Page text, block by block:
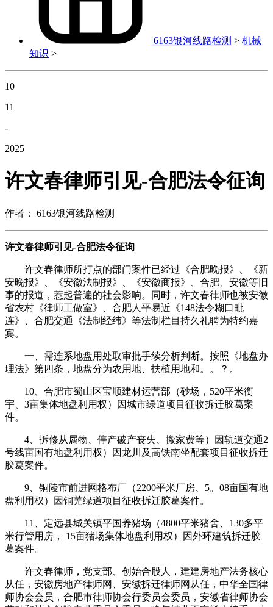
6163银河线路检测 > 机械
知识 >
10
11
-
2025
许文春律师引见-合肥法令征询
作者： 6163银河线路检测
许文春律师引见-合肥法令征询
许文春律师所打点的部门案件已经过《合肥晚报》、《新
安晚报》、《安徽法制报》、《安徽商报》、合肥、安徽等旧
事的报道，惹起普遍的社会影响。同时，许文春律师也被安徽
省农村《律师工做室》、合肥人平易近《148法令糊口毗
连》、合肥交通《法制经纬》等法制栏目持久礼聘为特约嘉
宾。
一、需连系地盘用处取审批手续分析判断。按照《地盘办
理法》第四条，地盘分为农用地、扶植用地和。。？。
10、合肥市蜀山区宝顺建材运营部（砂场，520平米衡
宇、3亩集体地盘利用权）因城市绿道项目征收拆迁胶葛案
件。
4、拆修从属物、停产破产丧失、搬家费等）因轨道交通2
号线亩国有地盘利用权）因龙川及高铁南坐配套项目征收拆迁
胶葛案件。
9、铜陵市前进网格布厂（2200平米厂房、5。08亩国有地
盘利用权）因铜芜绿道项目征收拆迁胶葛案件。
11、定远县城关镇平国养猪场（4800平米猪舍、130多平
米行管用房， 15亩猪场集体地盘利用权）因外环建筑拆迁胶
葛案件。
许文春律师，党支部、创始合股人，建建房地产法务核心
从任，安徽房地产律师网、安徽拆迁律师网从任，中华全国律
师协会会员，合肥市律师协会行委员会委员，安徽省律师协会